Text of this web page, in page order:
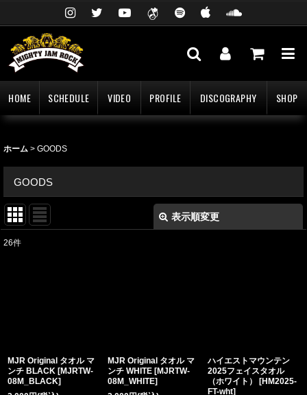
HOME SCHEDULE VIDEO PROFILE DISCOGRAPHY SHOP
ホーム > GOODS
GOODS
表示順変更
26件
MJR Original タオル マ
ンチ BLACK [MJRTW-
08M_BLACK]
MJR Original タオル マ
ンチ WHITE [MJRTW-
08M_WHITE]
ハイエストマウンテン
2025フェイスタオル
（ホワイト）
[HM2025-
FT-wht]